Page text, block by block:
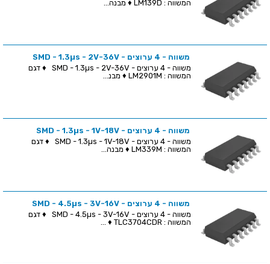
המשווה : LM139D ♦ מבנה...
משווה - 4 ערוצים - SMD - 1.3µs - 2V-36V
משווה - 4 ערוצים - SMD - 1.3µs - 2V-36V ♦ דגם
המשווה : LM2901M ♦ מבנ...
משווה - 4 ערוצים - SMD - 1.3µs - 1V-18V
משווה - 4 ערוצים - SMD - 1.3µs - 1V-18V ♦ דגם
המשווה : LM339M ♦ מבנה...
משווה - 4 ערוצים - SMD - 4.5µs - 3V-16V
משווה - 4 ערוצים - SMD - 4.5µs - 3V-16V ♦ דגם
המשווה : TLC3704CDR ♦ ...